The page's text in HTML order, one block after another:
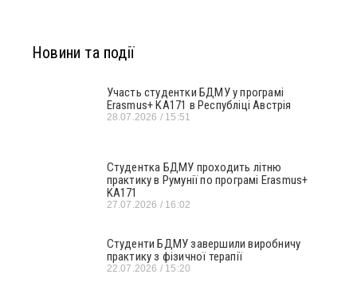
Новини та події
Участь студентки БДМУ у програмі
Erasmus+ KA171 в Республіці Австрія
28.07.2026 15:51
Студентка БДМУ проходить літню
практику в Румунії по програмі Erasmus+
KA171
27.07.2026 16:02
Студенти БДМУ завершили виробничу
практику з фізичної терапії
22.07.2026 15:20